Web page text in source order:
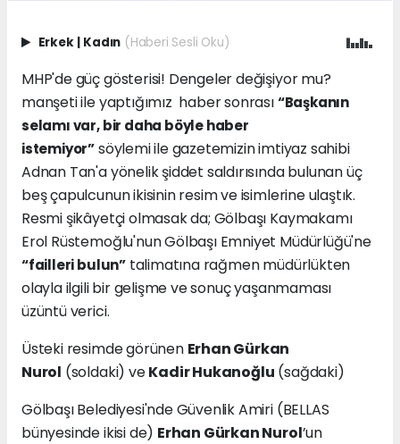
Erkek | Kadın (Haberi Sesli Oku)
MHP'de güç gösterisi! Dengeler değişiyor mu?
manşeti ile yaptığımız haber sonrası“Başkanın
selamı var, bir daha böyle haber
istemiyor”söylemi ile gazetemizin imtiyaz sahibi
Adnan Tan'a yönelik şiddet saldırısında bulunan üç
beş çapulcunun ikisinin resim ve isimlerine ulaştık.
Resmi şikâyetçi olmasak da; Gölbaşı Kaymakamı
Erol Rüstemoğlu'nun Gölbaşı Emniyet Müdürlüğü'ne
“failleri bulun”talimatına rağmen müdürlükten
olayla ilgili bir gelişme ve sonuç yaşanmaması
üzüntü verici.
Üsteki resimde görünen Erhan Gürkan
Nurol (soldaki) veKadir Hukanoğlu (sağdaki)
Gölbaşı Belediyesi'nde Güvenlik Amiri (BELLAS
bünyesinde ikisi de) Erhan Gürkan Nurol’un